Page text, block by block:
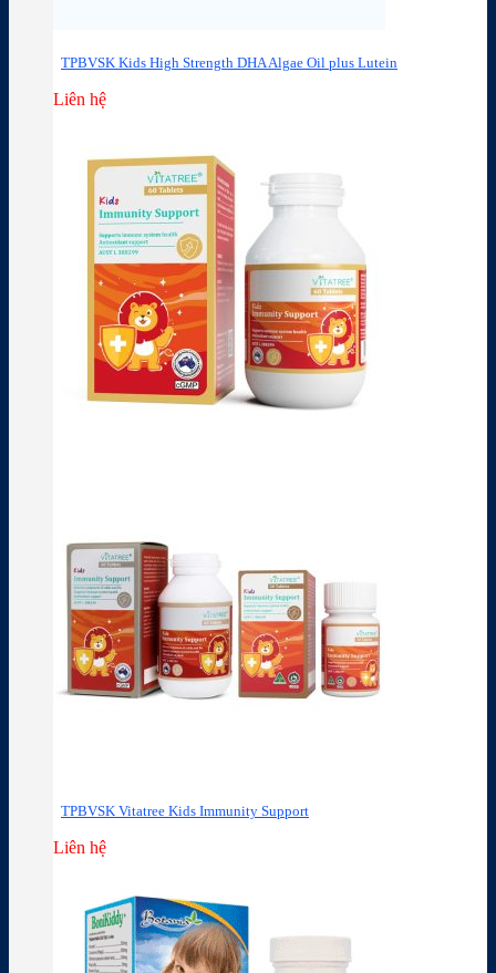
TPBVSK Kids High Strength DHA Algae Oil plus Lutein
Liên hệ
TPBVSK Vitatree Kids Immunity Support
Liên hệ